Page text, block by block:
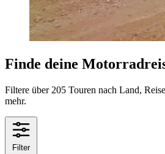
Finde deine
Filtere über 205 Touren nach Land,
mehr.
Filter